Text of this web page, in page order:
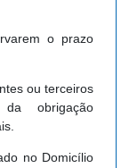
o prazo
ou terceiros
da obrigação
no Domicílio